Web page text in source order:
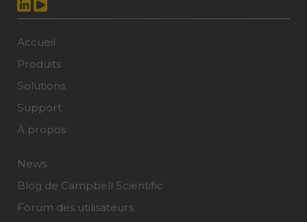
Accueil
Produits
Solutions
Support
À propos
News
Blog de Campbell Scientific
Forum des utilisateurs